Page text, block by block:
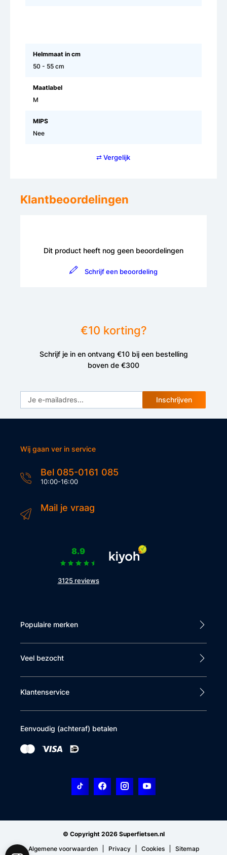
Helmmaat in cm
50 - 55 cm
Maatlabel
M
MIPS
Nee
⇄ Vergelijk
Klantbeoordelingen
Dit product heeft nog geen beoordelingen
Schrijf een beoordeling
€10 korting?
Schrijf je in en ontvang €10 bij een bestelling
boven de €300
Inschrijven
Wij gaan ver in service
Bel 085-0161 085
10:00-16:00
Mail je vraag
8.9
3125 reviews
Populaire merken
Veel bezocht
Klantenservice
Eenvoudig (achteraf) betalen
© Copyright 2026 Superfietsen.nl
Algemene voorwaarden
Privacy Cookies Sitemap